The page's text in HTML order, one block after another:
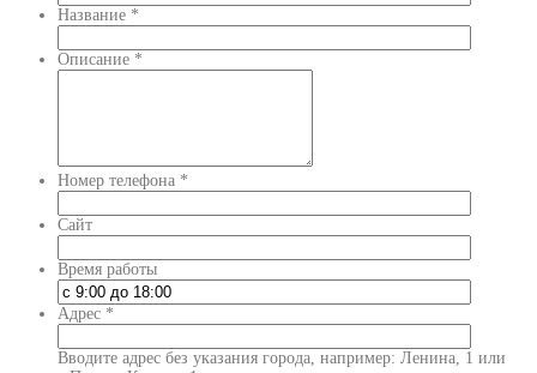
Название *
Описание *
Номер телефона *
Сайт
Время работы
Адрес *
Вводите адрес без указания города, например: Ленина, 1 или